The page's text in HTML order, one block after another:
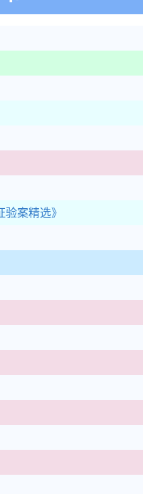
验案精选》